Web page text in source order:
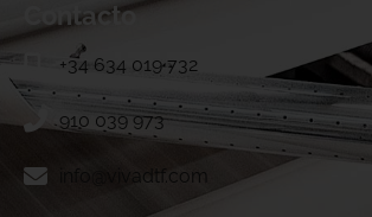
Contacto
+34 634 019 732
910 039 973
info@vivadtf.com